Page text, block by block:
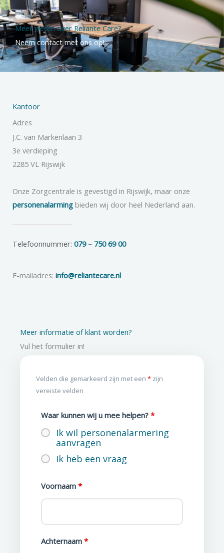
Meer weten over Reliante Care?
Neem contact met ons op!
Kantoor
Adres
J.C. van Markenlaan 3
3e verdieping
2285 VL Rijswijk
Onze Zorgcentrale is gevestigd in Rijswijk, maar onze
personenalarming bieden wij door heel Nederland aan.
Telefoonnummer: 079 – 750 69 00
E-mailadres: info@reliantecare.nl
Meer informatie of klant worden?
Vul het formulier in!
Velden die gemarkeerd zijn met een * zijn
vereiste velden
Waar kunnen wij u mee helpen? *
Ik wil personenalarmering
aanvragen
Ik heb een vraag
Voornaam *
Achternaam *